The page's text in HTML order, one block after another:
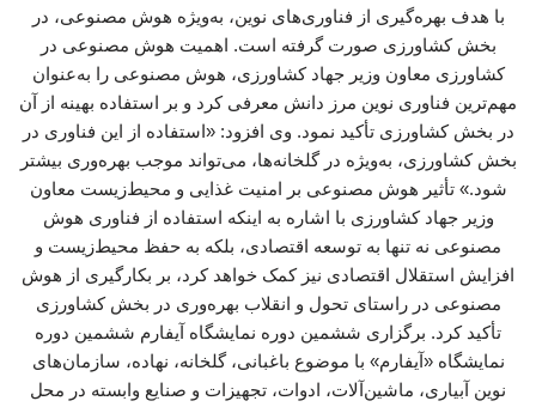
با هدف بهره‌گیری از فناوری‌های نوین، به‌ویژه هوش مصنوعی، در
بخش کشاورزی صورت گرفته است. اهمیت هوش مصنوعی در
کشاورزی معاون وزیر جهاد کشاورزی، هوش مصنوعی را به‌عنوان
مهم‌ترین فناوری نوین مرز دانش معرفی کرد و بر استفاده بهینه از آن
در بخش کشاورزی تأکید نمود. وی افزود: «استفاده از این فناوری در
بخش کشاورزی، به‌ویژه در گلخانه‌ها، می‌تواند موجب بهره‌وری بیشتر
شود.» تأثیر هوش مصنوعی بر امنیت غذایی و محیط‌زیست معاون
وزیر جهاد کشاورزی با اشاره به اینکه استفاده از فناوری هوش
مصنوعی نه تنها به توسعه اقتصادی، بلکه به حفظ محیط‌زیست و
افزایش استقلال اقتصادی نیز کمک خواهد کرد، بر بکارگیری از هوش
مصنوعی در راستای تحول و انقلاب بهره‌وری در بخش کشاورزی
تأکید کرد. برگزاری ششمین دوره نمایشگاه آیفارم ششمین دوره
نمایشگاه «آیفارم» با موضوع باغبانی، گلخانه، نهاده، سازمان‌های
نوین آبیاری، ماشین‌آلات، ادوات، تجهیزات و صنایع وابسته در محل